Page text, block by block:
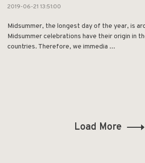
2019-06-21 13:51:00
Midsummer, the longest day of the year, is
Midsummer celebrations have their origin in
countries. Therefore, we immedia ...
Load More